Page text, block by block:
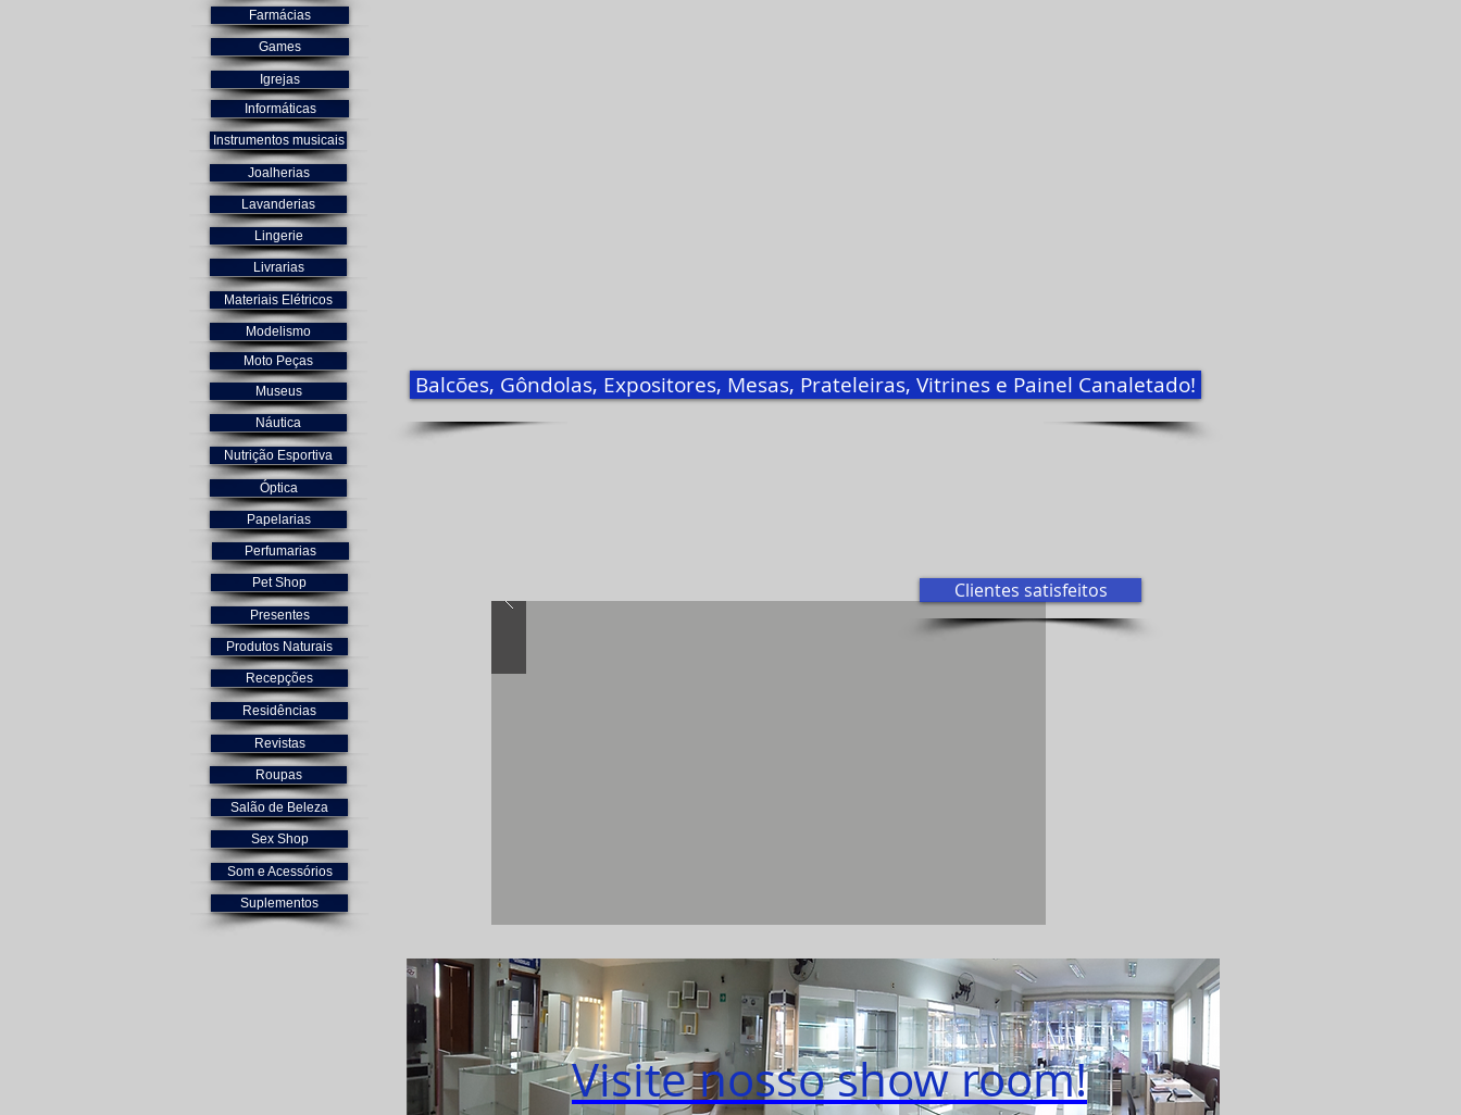
Balcões, Gôndolas, Expositores, Mesas, Prateleiras, Vitrines e Painel Canaletado!
Clientes satisfeitos
Visite nosso show room!
Moto Peças
Modelismo
Materiais Elétricos
Livrarias
Lingerie
Lavanderias
Joalherias
Instrumentos musicais
Informáticas
Igrejas
Games
Farmácias
Museus
Náutica
Suplementos
Som e Acessórios
Sex Shop
Salão de Beleza
Roupas
Revistas
Residências
Recepções
Produtos Naturais
Presentes
Pet Shop
Perfumarias
Papelarias
Óptica
Nutrição Esportiva